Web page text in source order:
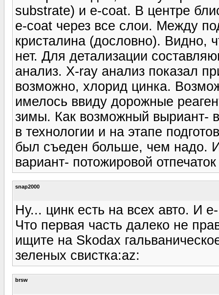
substrate) и e-coat. В центре
e-coat через все слои. Между
кристалина (дословно). Видно,
нет. Для детализации
анализ. X-ray анализ показал
возможно, хлорид цинка.
имелось ввиду дорожные
зимы. Как возможный выриант-
в технологии и на этапе
был съеден больше, чем надо.
вариант- потожировой
snap2000
Ну... цинк есть на всех авто. И
Что первая часть далеко не
ищите на Skodaх
зеленых свистка:az:
brsw